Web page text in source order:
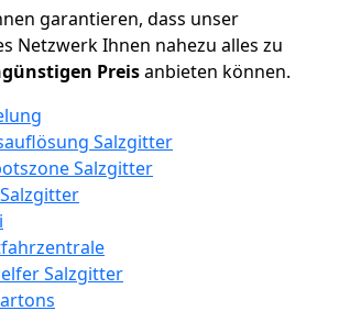
garantieren, dass unser
Netzwerk Ihnen nahezu alles zu
Preisanbieten können.
Salzgitter
Salzgitter
Salzgitter